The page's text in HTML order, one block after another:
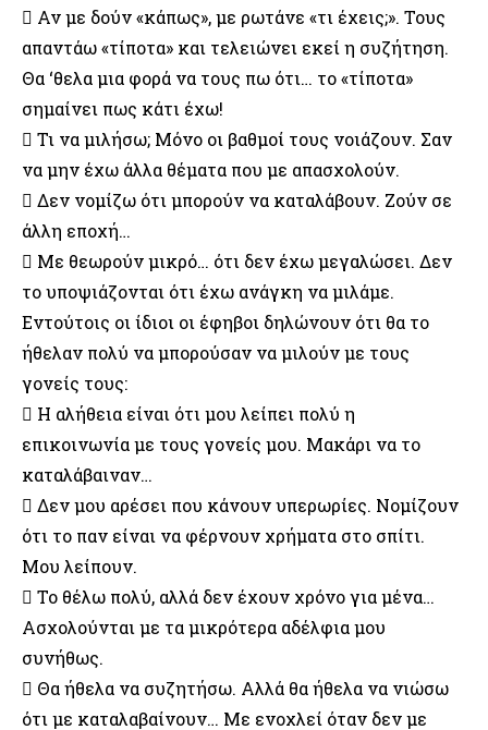
 Αν με δούν «κάπως», με ρωτάνε «τι έχεις;». Τους
απαντάω «τίποτα» και τελειώνει εκεί η συζήτηση.
Θα ‘θελα μια φορά να τους πω ότι… το «τίποτα»
σημαίνει πως κάτι έχω!
 Τι να μιλήσω; Μόνο οι βαθμοί τους νοιάζουν. Σαν
να μην έχω άλλα θέματα που με απασχολούν.
 Δεν νομίζω ότι μπορούν να καταλάβουν. Ζούν σε
άλλη εποχή…
 Με θεωρούν μικρό… ότι δεν έχω μεγαλώσει. Δεν
το υποψιάζονται ότι έχω ανάγκη να μιλάμε.
Εντούτοις οι ίδιοι οι έφηβοι δηλώνουν ότι θα το
ήθελαν πολύ να μπορούσαν να μιλούν με τους
γονείς τους:
 Η αλήθεια είναι ότι μου λείπει πολύ η
επικοινωνία με τους γονείς μου. Μακάρι να το
καταλάβαιναν…
 Δεν μου αρέσει που κάνουν υπερωρίες. Νομίζουν
ότι το παν είναι να φέρνουν χρήματα στο σπίτι.
Μου λείπουν.
 Το θέλω πολύ, αλλά δεν έχουν χρόνο για μένα…
Ασχολούνται με τα μικρότερα αδέλφια μου
συνήθως.
 Θα ήθελα να συζητήσω. Αλλά θα ήθελα να νιώσω
ότι με καταλαβαίνουν… Με ενοχλεί όταν δεν με